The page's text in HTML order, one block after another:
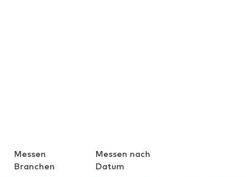
Messen
Branchen
Messen nach
Datum